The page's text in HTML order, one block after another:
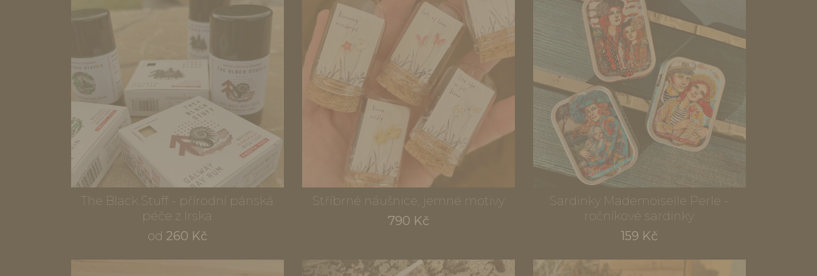
The Black Stuff - přírodní pánská
péče z Irska
od 260 Kč
Stříbrné náušnice, jemné motivy
790 Kč
Sardinky Mademoiselle Perle -
ročníkové sardinky
159 Kč